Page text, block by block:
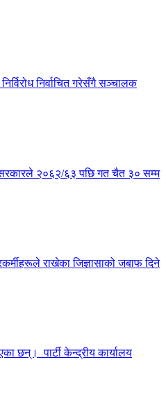
निर्वाचित गरेसँगै सञ्चालक
सरकारले २०६२/६३ पछि गत चैत ३० सम्म
राखेका जिज्ञासाको जबाफ दिने
छन्। पार्टी केन्द्रीय कार्यालय